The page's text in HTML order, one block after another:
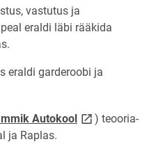
pagevastutus ja
eraldi läbi rääkida
eraldi garderoobi ja
Autokoollink opens on
) teooria-
ja Raplas.